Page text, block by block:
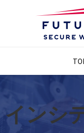
インシ